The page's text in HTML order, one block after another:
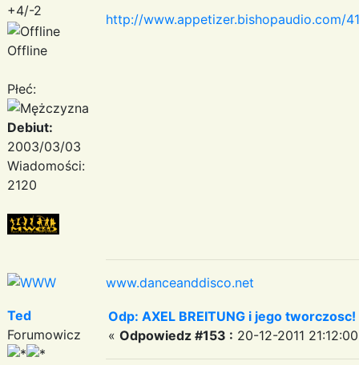
+4/-2
Offline
Płeć:
Debiut:
2003/03/03
Wiadomości:
2120
http://www.appetizer.bishopaudio.com/
www.danceanddisco.net
Ted
Forumowicz
Odp: AXEL BREITUNG i jego
« Odpowiedz #153 : 20-12-2011